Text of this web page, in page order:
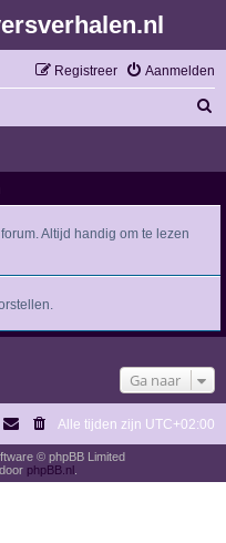
Aanmelden
Registreer
Altijd handig om te lezen
Ga naar
Alle tijden zijn UTC+02:00
© phpBB Limited
phpBB.nl